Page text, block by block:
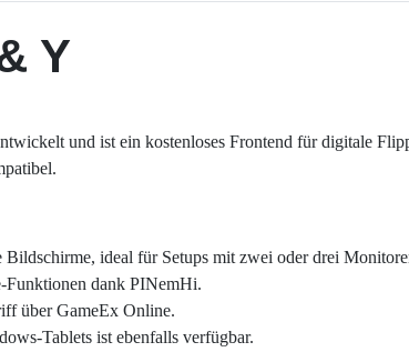
Y
und ist ein kostenloses Frontend für digitale
Bildschirme, ideal für Setups mit zwei oder drei
Funktionen dank PINemHi.
über GameEx Online.
Tablets ist ebenfalls verfügbar.